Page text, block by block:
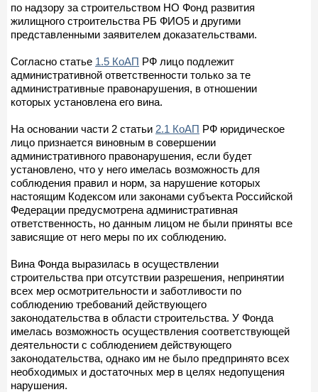
по надзору за строительством НО Фонд развития
жилищного строительства РБ ФИО5 и другими
представленными заявителем доказательствами.
Согласно статье 1.5 КоАП РФ лицо подлежит
административной ответственности только за те
административные правонарушения, в отношении
которых установлена его вина.
На основании части 2 статьи 2.1 КоАП РФ юридическое
лицо признается виновным в совершении
административного правонарушения, если будет
установлено, что у него имелась возможность для
соблюдения правил и норм, за нарушение которых
настоящим Кодексом или законами субъекта Российской
Федерации предусмотрена административная
ответственность, но данным лицом не были приняты все
зависящие от него меры по их соблюдению.
Вина Фонда выразилась в осуществлении
строительства при отсутствии разрешения, непринятии
всех мер осмотрительности и заботливости по
соблюдению требований действующего
законодательства в области строительства. У Фонда
имелась возможность осуществления соответствующей
деятельности с соблюдением действующего
законодательства, однако им не было предпринято всех
необходимых и достаточных мер в целях недопущения
нарушения.